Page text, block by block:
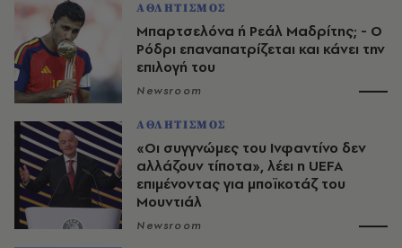
ΑΘΛΗΤΙΣΜΟΣ
Μπαρτσελόνα ή Ρεάλ Μαδρίτης; - Ο
Ρόδρι επαναπατρίζεται και κάνει την
επιλογή του
Newsroom
ΑΘΛΗΤΙΣΜΟΣ
«Οι συγγνώμες του Ινφαντίνο δεν
αλλάζουν τίποτα», λέει η UEFA
επιμένοντας για μποϊκοτάζ του
Μουντιάλ
Newsroom